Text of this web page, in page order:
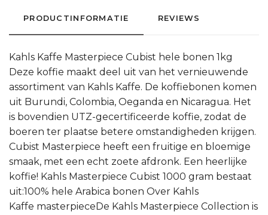
PRODUCTINFORMATIE REVIEWS
Kahls Kaffe Masterpiece Cubist hele bonen 1kg
Deze koffie maakt deel uit van het vernieuwende
assortiment van Kahls Kaffe. De koffiebonen komen
uit Burundi, Colombia, Oeganda en Nicaragua. Het
is bovendien UTZ-gecertificeerde koffie, zodat de
boeren ter plaatse betere omstandigheden krijgen.
Cubist Masterpiece heeft een fruitige en bloemige
smaak, met een echt zoete afdronk. Een heerlijke
koffie! Kahls Masterpiece Cubist 1000 gram bestaat
uit:100% hele Arabica bonen Over Kahls
Kaffe masterpieceDe Kahls Masterpiece Collection is